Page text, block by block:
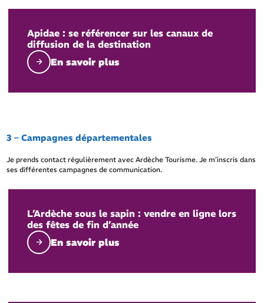
Apidae : se référencer sur les canaux de
diffusion de la destination
En savoir plus
3 – Campagnes départementales
Je prends contact régulièrement avec Ardèche Tourisme. Je m’inscris dans
ses différentes campagnes de communication.
L’Ardèche sous le sapin : vendre en ligne lors
des fêtes de fin d’année
En savoir plus